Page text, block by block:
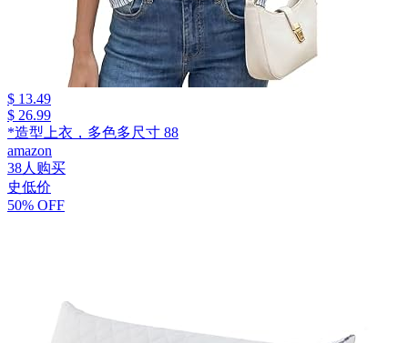
$ 13.49
$ 26.99
*造型上衣，多色多尺寸 88
amazon
38人购买
史低价
50% OFF